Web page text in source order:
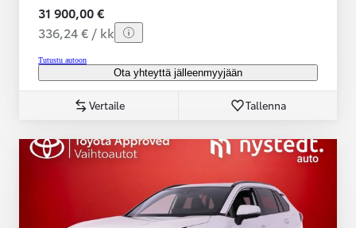
31 900,00 €
336,24 € / kk
Tutustu autoon
Ota yhteyttä jälleenmyyjään
Vertaile Tallenna